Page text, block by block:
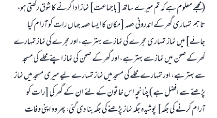
(مجھے معلوم ہے کہ تم میرے ساتھ [باجماعت] نماز ادا کرنے کا شوق رکھتی ہو،
تاہم تمہاری گھر کے اندرونی حصہ [مکان کا ایسا حصہ جہاں رات کو آرام کیا
جائے] میں نماز تمہاری حجرے کی نماز سے بہتر ہے، اور حجرے کی نماز تمہارے
گھر کے صحن میں نماز سے بہتر ہے، اور گھر کے صحن کی نماز اپنے محلے کی مسجد
سے بہتر ہے، اور تمہارے محلے کی مسجد میں نماز تمہارے لیے میری مسجد میں نماز
پڑھنے سے افضل ہے) چنانچہ اس خاتون کے لئے ان کے گھر کی [رات کو
آرام کرنے کی جگہ] پوشیدہ جگہ نماز پڑھنے کی جگہ بنا دی گئی، پھر وہ اپنی وفات